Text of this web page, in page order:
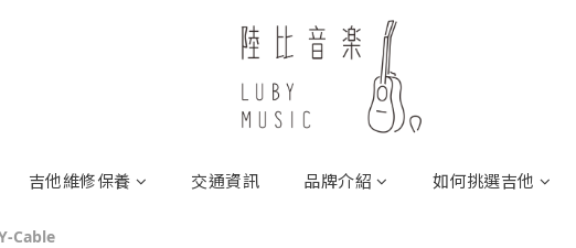
吉他維修保養 交通資訊 品牌介紹 如何挑選吉他
Cable